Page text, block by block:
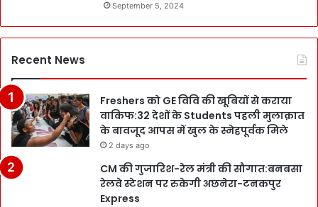
September 5, 2024
Recent News
Freshers को GE विवि की खूबियों से कराया
वाकिफ:32 देशों के Students पहली मुलाक़ात
के बावजूद आपस में खुल के स्नेहपूर्वक मिले
2 days ago
CM की गुजारिश-रेल मंत्री की सौगात:बनबसा
रेलवे स्टेशन पर रुकेगी अछनेरा-टनकपुर
Express